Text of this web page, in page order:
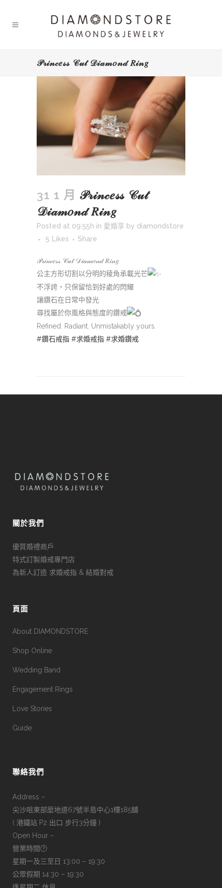
𝒫𝓇𝒾𝓃𝒸𝑒𝓈𝓈 𝒞𝓊𝓉 𝒟𝒾𝒶𝓂𝑜𝓃𝒹 𝑅𝒾𝓃𝑔
31 1 月 𝒫𝓇𝒾𝓃𝒸𝑒𝓈𝓈 𝒞𝓊𝓉
𝒟𝒾𝒶𝓂𝑜𝓃𝒹 𝑅𝒾𝓃𝑔
Posted at 09:55h in 愛婚享 by diamondstore
5
Likes Share
𝒫𝓇𝒾𝓃𝒸𝑒𝓈𝓈 𝒞𝓊𝓉 𝒟𝒾𝒶𝓂𝑜𝓃𝒹 𝑅𝒾𝓃𝑔
公主方形切割以分明的稜角承載光芒
不浮誇，只保留恰到好處的閃耀
讓鑽石在日常中發光
尋找屬於你風格與態度的鑽戒
Refined. Radiant. Unmistakably yours.
#鑽石戒指 #求婚戒指 #求婚鑽戒
關於我們
優質婚禮商戶
特式訂製婚戒專門店
為新人訂造 求婚戒指 & 結婚對戒
頁面
About DIAMONDSTORE
Shop Online
Wedding Band
Engagement Rings
Love Stories
Guide
聯絡我們
Address –
尖沙咀東部麼地道67號半島中心1樓185舖
( 港鐵站 P2 出口 步行3分鐘 )
Open Hour –
營業時間🕑
星期一及三至日 13:00 – 19:30
公眾假期 14:30 – 19:30